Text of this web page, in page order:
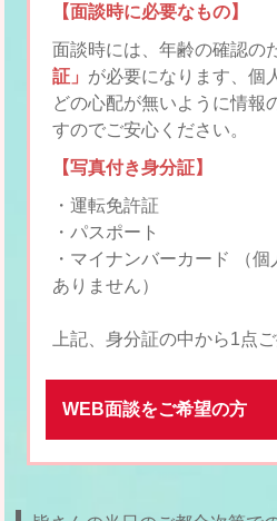
【面談時に必要なもの】
面談時には、年齢の確認の
証」 が必要になります、個
どの心配が無いように情報
すのでご安心ください。
【写真付き身分証】
・運転免許証
・パスポート
・マイナンバーカード （
ありません）
上記、身分証の中から1点
WEB面談をご希望の方